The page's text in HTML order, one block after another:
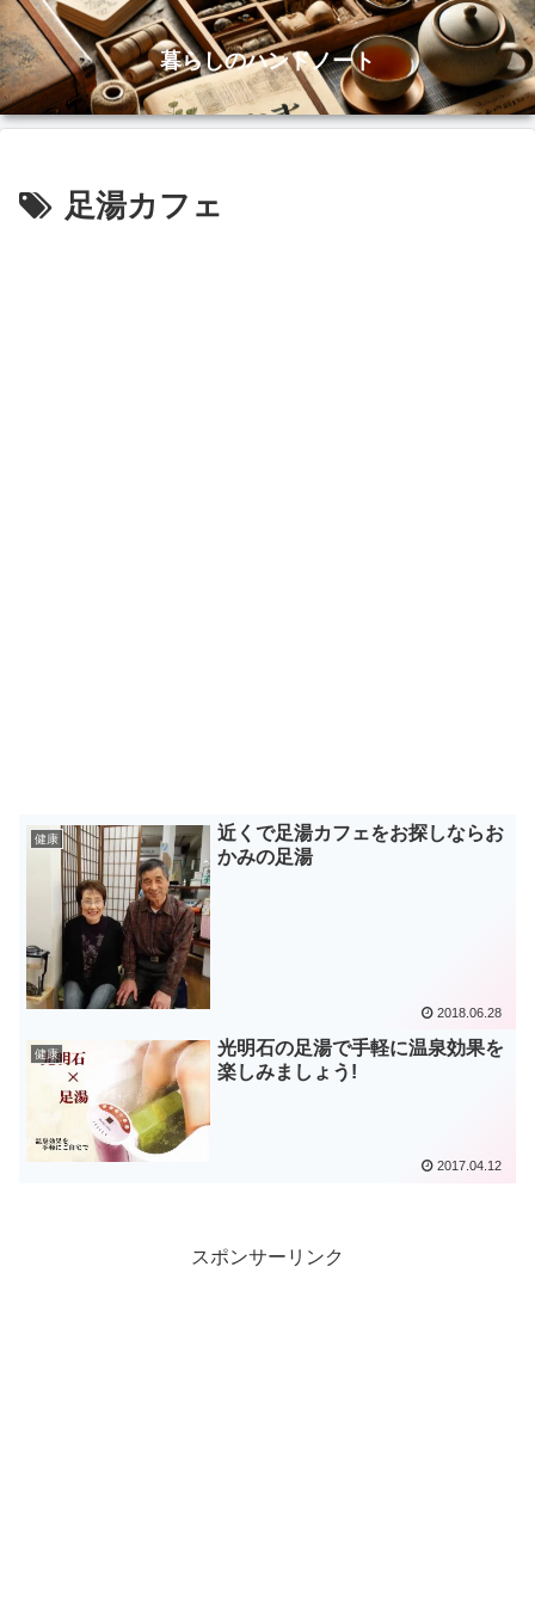
暮らしのハンドノート
足湯カフェ
健康
近くで足湯カフェをお探しならお
かみの足湯
2018.06.28
健康
光明石の足湯で手軽に温泉効果を
楽しみましょう!
2017.04.12
スポンサーリンク